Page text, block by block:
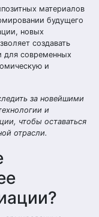
материалов
будущего
новых
создавать
для современных
и
за новейшими
и
чтобы оставаться
отрасли.